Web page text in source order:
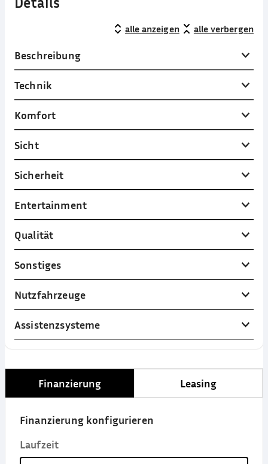
alle anzeigen alle verbergen
Beschreibung
Technik
Komfort
Sicht
Sicherheit
Entertainment
Qualität
Sonstiges
Nutzfahrzeuge
Assistenzsysteme
Finanzierung Leasing
Finanzierung konfigurieren
Laufzeit